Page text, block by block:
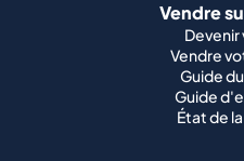
Vendre
Vendre
Guide
Guide
État de